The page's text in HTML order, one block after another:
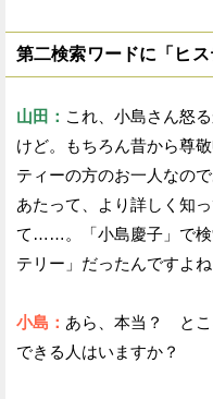
第二検索ワードに「ヒス
山田： これ、小島さん怒
けど。もちろん昔から尊
ティーの方のお一人なの
あたって、より詳しく知
て……。「小島慶子」で検
テリー」だったんですよね
小島： あら、本当？ とこ
できる人はいますか？